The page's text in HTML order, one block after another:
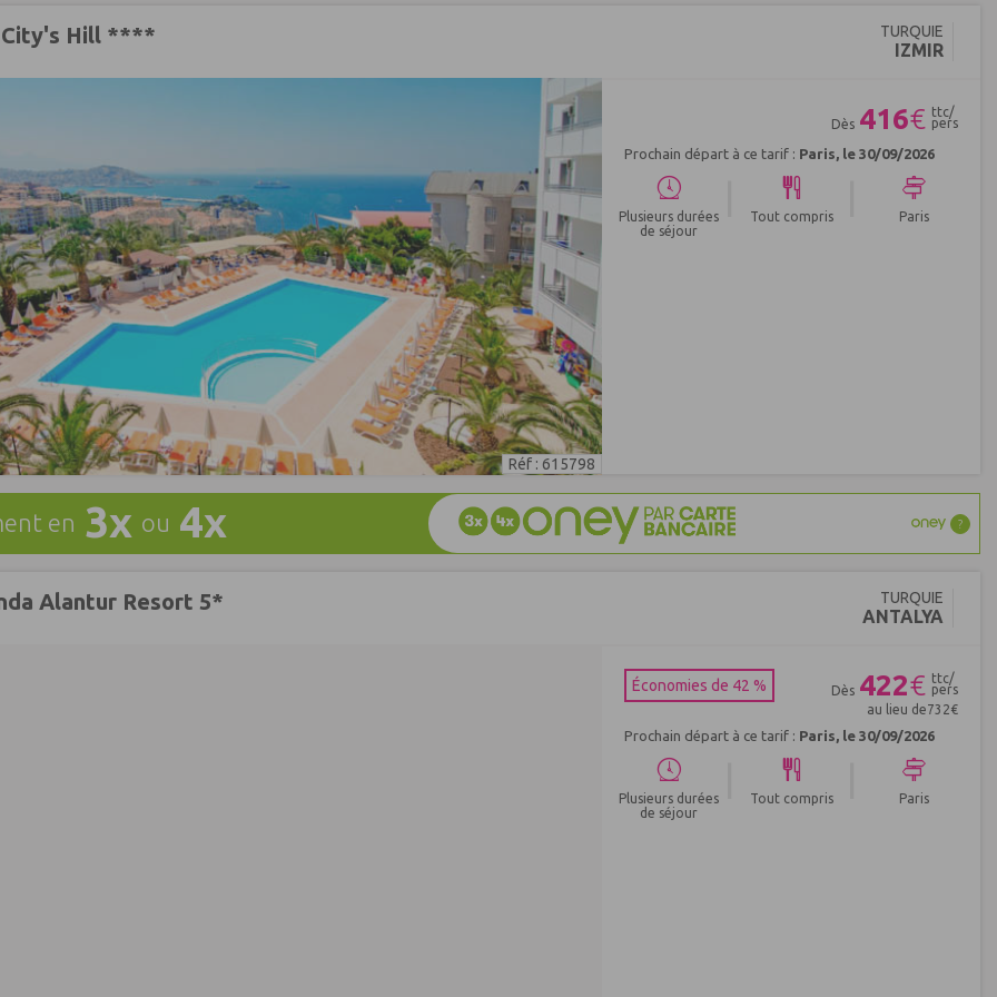
TURQUIE
IZMIR
Hill ****
Réf : 615798
Dès 416€ ttc/
pers
Prochain départ à ce tarif : Paris, le 30/09/2026
Plusieurs durées
de séjour
Tout compris Paris
en 3x ou 4x ?
TURQUIE
ANTALYA
Alantur Resort 5*
Économies de 42 % Dès 422€ ttc/
pers
au lieu de732€
Prochain départ à ce tarif : Paris, le 30/09/2026
Plusieurs durées
de séjour
Tout compris Paris